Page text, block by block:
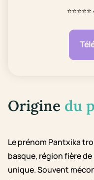
⭐⭐⭐⭐⭐
Origine du
Le prénom Pantxika
basque, région fière
unique. Souvent